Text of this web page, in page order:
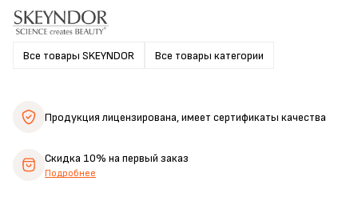
Все товары SKEYNDOR Все товары категории
Продукция лицензирована,имеет сертификаты качества
Скидка 10% на первый заказ
Подробнее